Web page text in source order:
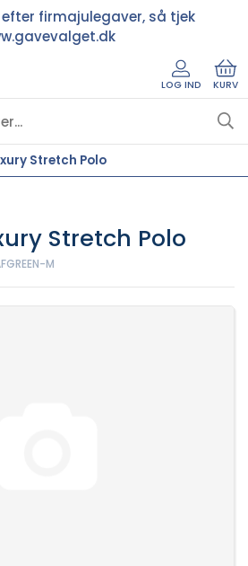
efter firmajulegaver, så tjek
LOG IND KURV
Stretch Polo
Stretch Polo
M